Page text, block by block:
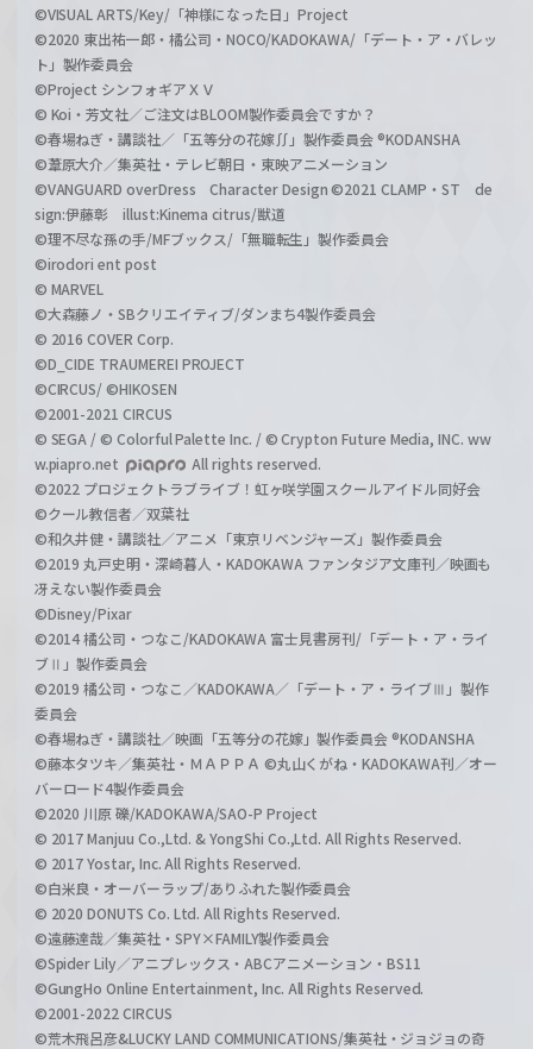
©VISUAL ARTS/Key/「神様になった日」Project
©2020 東出祐一郎・橘公司・NOCO/KADOKAWA/「デート・ア・バレッ
ト」製作委員会
©Project シンフォギアＸＶ
© Koi・芳文社／ご注文はBLOOM製作委員会ですか？
©春場ねぎ・講談社／「五等分の花嫁∬」製作委員会 ®KODANSHA
©葦原大介／集英社・テレビ朝日・東映アニメーション
©VANGUARD overDress Character Design ©2021 CLAMP・ST de
sign:伊藤彰 illust:Kinema citrus/獣道
©理不尽な孫の手/MFブックス/「無職転生」製作委員会
©irodori ent post
© MARVEL
©大森藤ノ・SBクリエイティブ/ダンまち4製作委員会
© 2016 COVER Corp.
©D_CIDE TRAUMEREI PROJECT
©CIRCUS/ ©HIKOSEN
©2001-2021 CIRCUS
© SEGA / © Colorful Palette Inc. / © Crypton Future Media, INC. ww
w.piapro.net
All rights reserved.
©2022 プロジェクトラブライブ！虹ヶ咲学園スクールアイドル同好会
©クール教信者／双葉社
©和久井健・講談社／アニメ「東京リベンジャーズ」製作委員会
©2019 丸戸史明・深崎暮人・KADOKAWA ファンタジア文庫刊／映画も
冴えない製作委員会
©Disney/Pixar
©2014 橘公司・つなこ/KADOKAWA 富士見書房刊/「デート・ア・ライ
ブⅡ」製作委員会
©2019 橘公司・つなこ／KADOKAWA／「デート・ア・ライブⅢ」製作
委員会
©春場ねぎ・講談社／映画「五等分の花嫁」製作委員会 ®KODANSHA
©藤本タツキ／集英社・ＭＡＰＰＡ ©丸山くがね・KADOKAWA刊／オー
バーロード4製作委員会
©2020 川原 礫/KADOKAWA/SAO-P Project
© 2017 Manjuu Co.,Ltd. & YongShi Co.,Ltd. All Rights Reserved.
© 2017 Yostar, Inc. All Rights Reserved.
©白米良・オーバーラップ/ありふれた製作委員会
© 2020 DONUTS Co. Ltd. All Rights Reserved.
©遠藤達哉／集英社・SPY×FAMILY製作委員会
©Spider Lily／アニプレックス・ABCアニメーション・BS11
©GungHo Online Entertainment, Inc. All Rights Reserved.
©2001-2022 CIRCUS
©荒木飛呂彦&LUCKY LAND COMMUNICATIONS/集英社・ジョジョの奇